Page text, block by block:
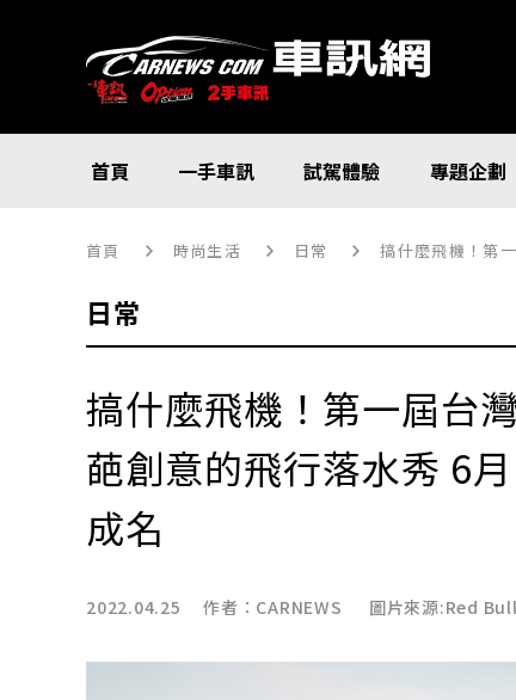
首頁 一手車訊 試駕體驗 專題企劃
首頁 時尚生活 日常 搞什麼飛機！第
日常
搞什麼飛機！第一屆台
葩創意的飛行落水秀 6
成名
2022.04.25 作者： CARNEWS 圖片來源:Red